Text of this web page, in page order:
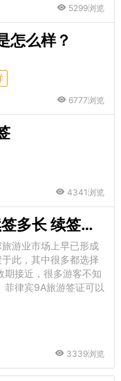
5299浏览
怎么样？
6777浏览
4341浏览
菲律宾9A旅游签证可以续签多长 续签流程是什么
游业市场上早已形成
此，其中很多都选择
期接近，很多游客不知
菲律宾9A旅游签证可以
3339浏览